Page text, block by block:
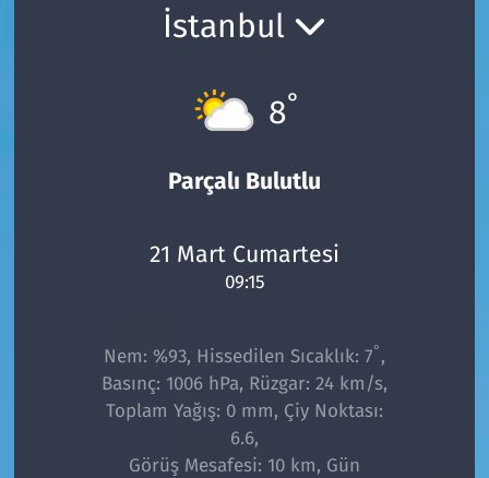
İstanbul
8°
Parçalı Bulutlu
21 Mart Cumartesi
09:15
Nem: %93, Hissedilen Sıcaklık: 7° ,
Basınç: 1006 hPa, Rüzgar: 24 km/s,
Toplam Yağış: 0 mm, Çiy Noktası:
6.6,
Görüş Mesafesi: 10 km, Gün